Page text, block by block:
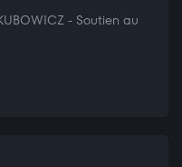
- Soutien au